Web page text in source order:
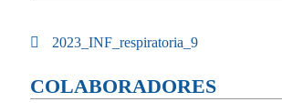
2023_INF_respiratoria_9
COLABORADORES